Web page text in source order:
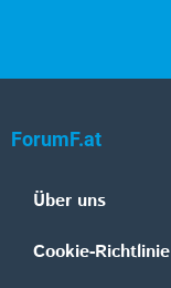
ForumF.at
Über uns
Cookie-Richtlinie